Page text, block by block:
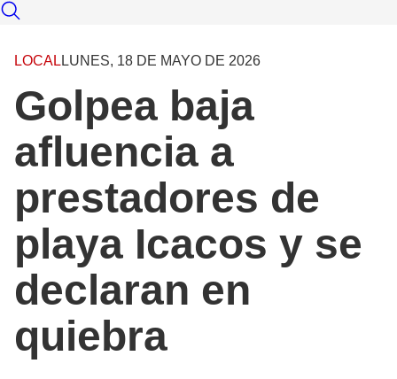
LOCAL LUNES, 18 DE MAYO DE 2026
Golpea baja
afluencia a
prestadores de
playa Icacos y se
declaran en
quiebra